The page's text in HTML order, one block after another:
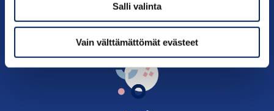
Salli valinta
Vain välttämättömät evästeet